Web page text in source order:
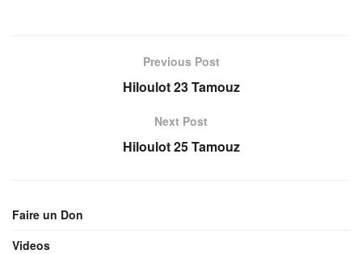
Previous Post
Hiloulot 23 Tamouz
Next Post
Hiloulot 25 Tamouz
Faire un Don
Videos